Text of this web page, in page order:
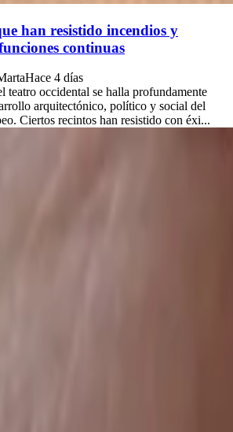
han resistido incendios y
continuas
Hace 4 días
teatro occidental se halla profundamente
arquitectónico, político y social del
Ciertos recintos han resistido con éxi...